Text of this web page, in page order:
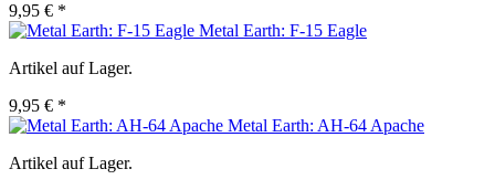
9,95 € *
Metal Earth: F-15 Eagle
Artikel auf Lager.
9,95 € *
Metal Earth: AH-64 Apache
Artikel auf Lager.